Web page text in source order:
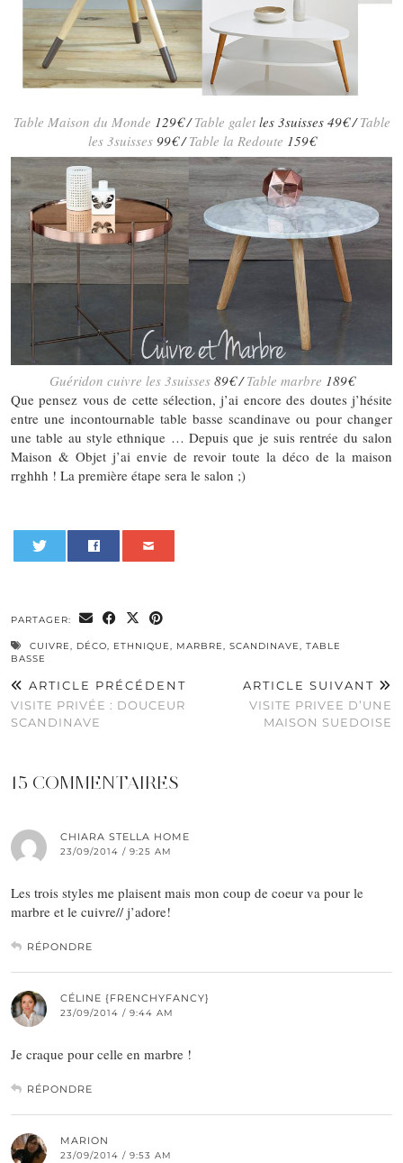
Table Maison du Monde 129€ /Table galetles 3suisses 49€ /Table
les 3suisses99€ /Table la Redoute 159€
Guéridon cuivre les 3suisses89€ /Table marbre 189€
Que pensez vous de cette sélection, j’ai encore des doutes j’hésite
entre une incontournable table basse scandinave ou pour changer
une table au style ethnique … Depuis que je suis rentrée du salon
Maison & Objet j’ai envie de revoir toute la déco de la maison
rrghhh ! La première étape sera le salon ;)
PARTAGER:
CUIVRE, DÉCO, ETHNIQUE, MARBRE, SCANDINAVE, TABLE
BASSE
ARTICLE PRÉCÉDENT
VISITE PRIVÉE : DOUCEUR
SCANDINAVE
ARTICLE SUIVANT
VISITE PRIVEE D’UNE
MAISON SUEDOISE
15 COMMENTAIRES
CHIARA STELLA HOME
23/09/2014 / 9:25 AM
Les trois styles me plaisent mais mon coup de coeur va pour le
marbre et le cuivre// j’adore!
RÉPONDRE
CÉLINE {FRENCHYFANCY}
23/09/2014 / 9:44 AM
Je craque pour celle en marbre !
RÉPONDRE
MARION
23/09/2014 / 9:53 AM